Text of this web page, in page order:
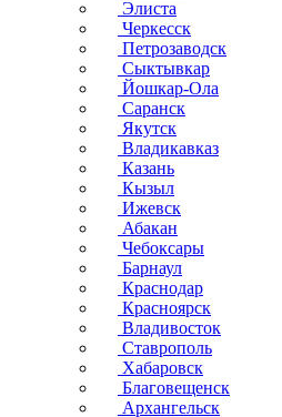
Элиста
Черкесск
Петрозаводск
Сыктывкар
Йошкар-Ола
Саранск
Якутск
Владикавказ
Казань
Кызыл
Ижевск
Абакан
Чебоксары
Барнаул
Краснодар
Красноярск
Владивосток
Ставрополь
Хабаровск
Благовещенск
Архангельск